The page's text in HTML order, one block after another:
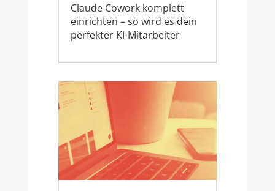
Claude Cowork komplett
einrichten – so wird es dein
perfekter KI-Mitarbeiter